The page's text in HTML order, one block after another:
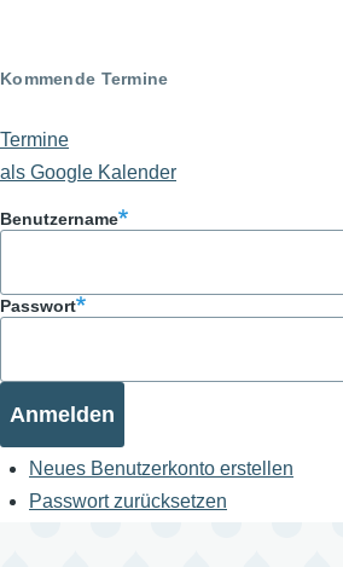
Kommende Termine
Termine
als Google Kalender
Benutzername
Passwort
Neues Benutzerkonto erstellen
Passwort zurücksetzen